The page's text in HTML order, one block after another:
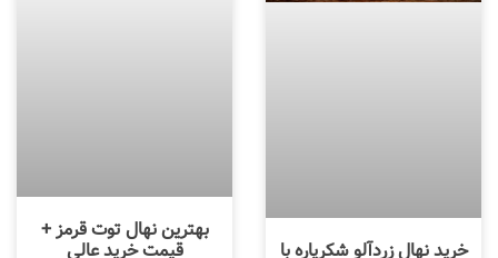
خرید نهال زردآلو شکرپاره با
بهترین نهال توت قرمز +
قیمت خرید عالی